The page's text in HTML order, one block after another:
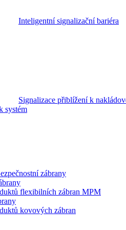
Inteligentní signalizační bariéra
Signalizace přiblížení k
systém
zábrany
flexibilních zábran MPM
kovových zábran